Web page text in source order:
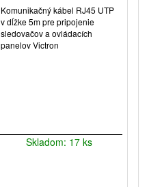
Komunikačný kábel RJ45 UTP
v dĺžke 5m pre pripojenie
sledovačov a ovládacích
panelov Victron
Skladom: 17 ks